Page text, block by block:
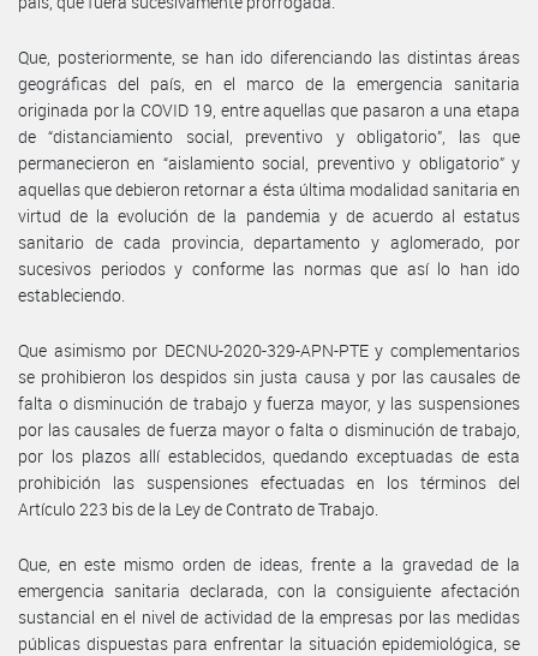
Que, posteriormente, se han ido diferenciando las distintas áreas
geográficas del país, en el marco de la emergencia sanitaria
originada por la COVID 19, entre aquellas que pasaron a una etapa
de “distanciamiento social, preventivo y obligatorio”, las que
permanecieron en “aislamiento social, preventivo y obligatorio” y
aquellas que debieron retornar a ésta última modalidad sanitaria en
virtud de la evolución de la pandemia y de acuerdo al estatus
sanitario de cada provincia, departamento y aglomerado, por
sucesivos periodos y conforme las normas que así lo han ido
estableciendo.
Que asimismo por DECNU-2020-329-APN-PTE y complementarios
se prohibieron los despidos sin justa causa y por las causales de
falta o disminución de trabajo y fuerza mayor, y las suspensiones
por las causales de fuerza mayor o falta o disminución de trabajo,
por los plazos allí establecidos, quedando exceptuadas de esta
prohibición las suspensiones efectuadas en los términos del
Artículo 223 bis de la Ley de Contrato de Trabajo.
Que, en este mismo orden de ideas, frente a la gravedad de la
emergencia sanitaria declarada, con la consiguiente afectación
sustancial en el nivel de actividad de la empresas por las medidas
públicas dispuestas para enfrentar la situación epidemiológica, se